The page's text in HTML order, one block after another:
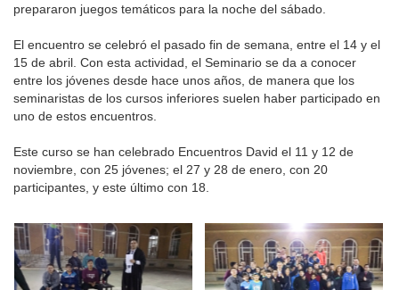
prepararon juegos temáticos para la noche del sábado.
El encuentro se celebró el pasado fin de semana, entre el 14 y el
15 de abril. Con esta actividad, el Seminario se da a conocer
entre los jóvenes desde hace unos años, de manera que los
seminaristas de los cursos inferiores suelen haber participado en
uno de estos encuentros.
Este curso se han celebrado Encuentros David el 11 y 12 de
noviembre, con 25 jóvenes; el 27 y 28 de enero, con 20
participantes, y este último con 18.